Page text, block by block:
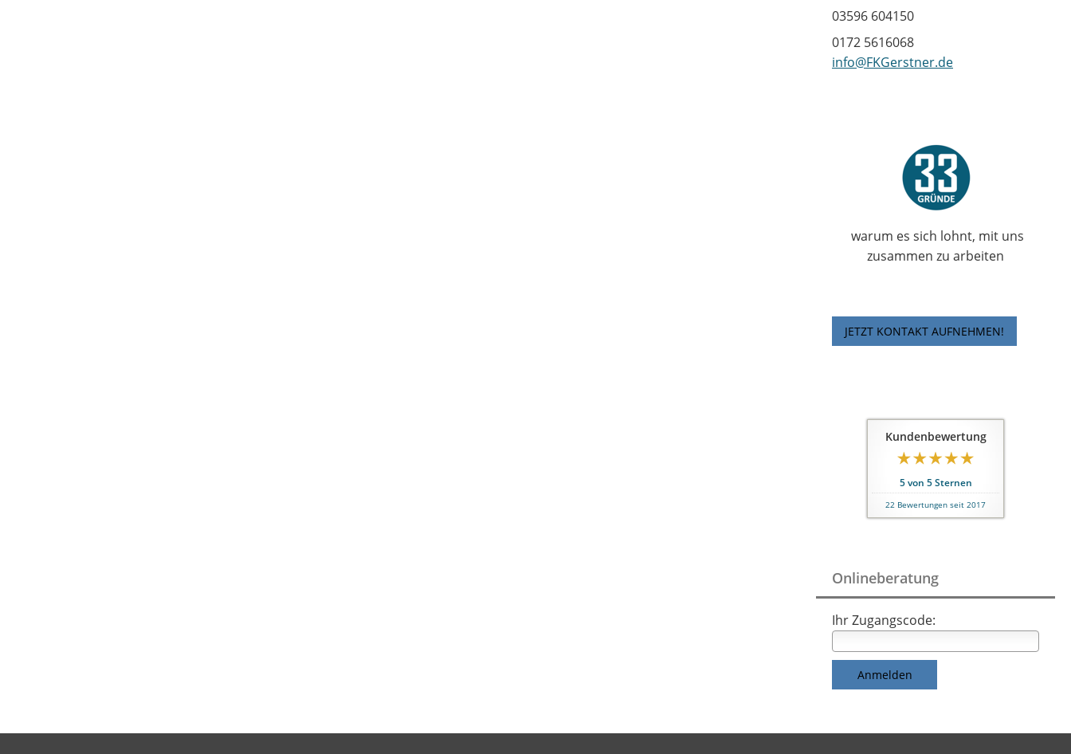
03596 604150
0172 5616068
info@FKGerstner.de
warum es sich lohnt, mit uns
zusammen zu arbeiten
JETZT KONTAKT AUFNEHMEN!
Kundenbewertung
5von 5Sternen
22 Bewertungen seit 2017
Onlineberatung
Ihr Zugangscode: